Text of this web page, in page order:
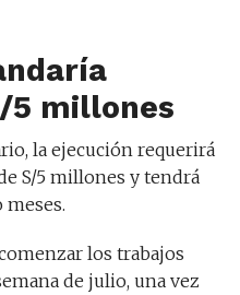
5 millones
la ejecución requerirá
S/5 millones y tendrá
los trabajos
de julio, una vez